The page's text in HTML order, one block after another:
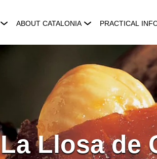
ABOUT CATALONIA PRACTICAL
La Llosa de